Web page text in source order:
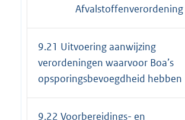
Afvalstoffenverordening
9.21 Uitvoering aanwijzing
verordeningen waarvoor Boa’s
opsporingsbevoegdheid hebben
9.22 Voorbereidings- en